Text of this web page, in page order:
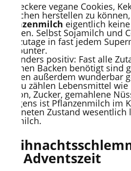
Um leckere vegane Cookies,
Plätzchen herstellen zu
Pflanzenmilch eigentlich
Zutaten. Selbst Sojamilch und
heutzutage in fast jedem
Discounter.
Besonders positiv: Fast alle
veganen Backen benötigt sind
können außerdem wunderbar
Hierzu zählen Lebensmittel
Natron, Zucker, gemahlene
Übrigens ist Pflanzenmilch im
geöffneten Zustand
Kuhmilch.
die Adventszeit